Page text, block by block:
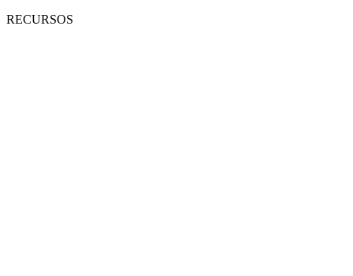
RECURSOS